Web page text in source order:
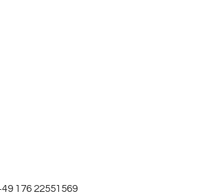
176 22551569